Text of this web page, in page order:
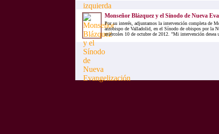
Monseñor Blázquez y el Sínodo de Nueva
Por su interés, adjuntamos la intervención completa de
arzobispo de Valladolid, en el Sínodo de obispos por la
miércoles 10 de octubre de 2012. "Mi intervención desea